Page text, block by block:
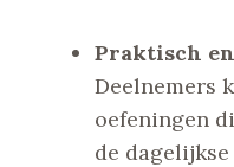
Praktisch
Deelnemers
oefeningen
de